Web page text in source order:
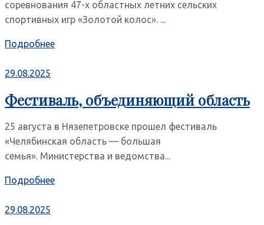
соревнования 47-х областных летних сельских
спортивных игр «Золотой колос». ...
Подробнее
29.08.2025
Фестиваль, объединяющий область
25 августа в Нязепетровске прошел фестиваль
«Челябинская область — большая
семья». Министерства и ведомства...
Подробнее
29.08.2025